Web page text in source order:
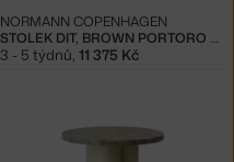
STOLEK DIT, BROWN PORTORO GOLD
NORMANN COPENHAGEN
3 - 5 týdnů, 11 375 Kč